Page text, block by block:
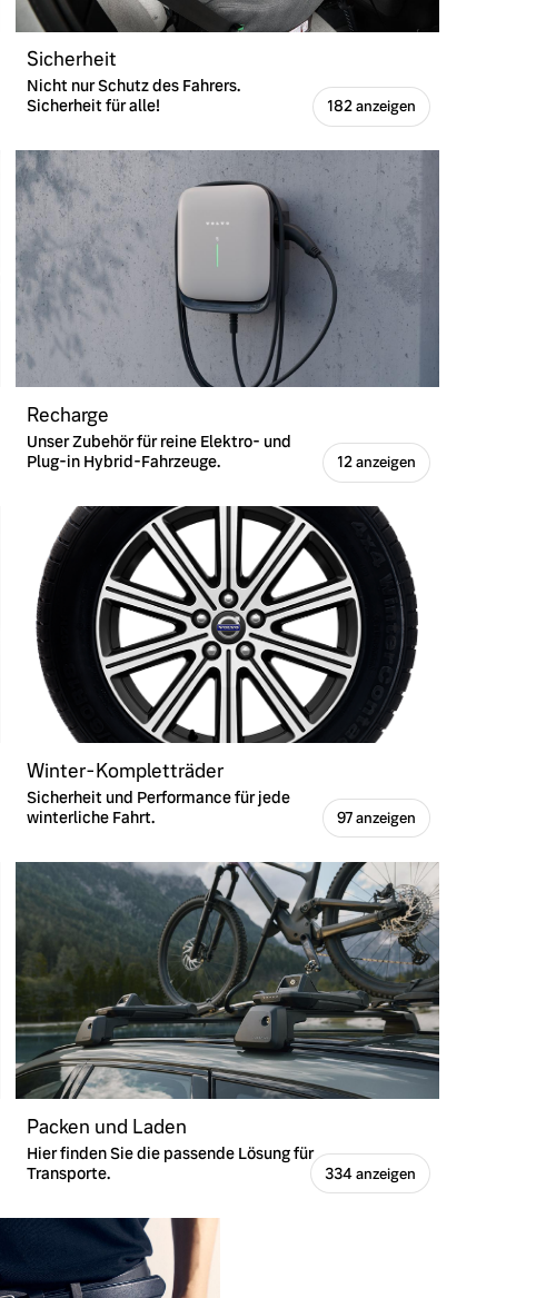
Sicherheit
Nicht nur Schutz des Fahrers.
Sicherheit für alle!
182 anzeigen
Recharge
Unser Zubehör für reine Elektro- und
Plug-in Hybrid-Fahrzeuge.
12 anzeigen
Winter-Kompletträder
Sicherheit und Performance für jede
winterliche Fahrt.
97 anzeigen
Packen und Laden
Hier finden Sie die passende Lösung für
Transporte.
334 anzeigen